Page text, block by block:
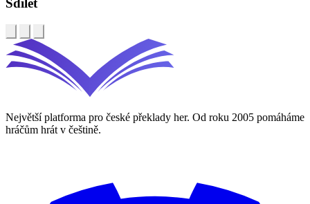
Sdílet
Největší platforma pro české překlady her. Od roku 2005 pomáháme
hráčům hrát v češtině.